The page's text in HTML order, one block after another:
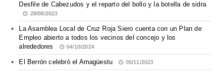
Desfile de Cabezudos y el reparto del bollo y la botella de sidra
28/08/2023
La Asamblea Local de Cruz Roja Siero cuenta con un Plan de
Empleo abierto a todos los vecinos del concejo y los
alrededores
04/10/2024
El Berrón celebró el Amagüestu 05/11/2023